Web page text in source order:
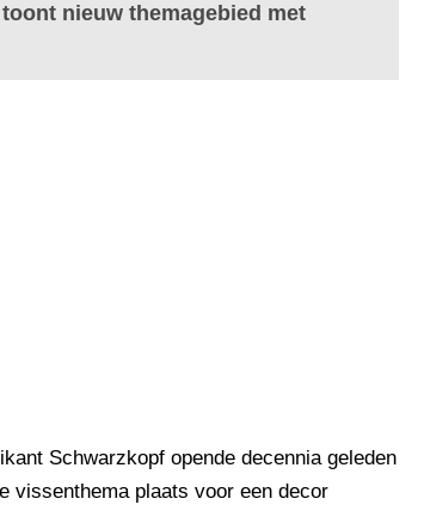
nieuw themagebied met
Schwarzkopf opende decennia geleden
vissenthema plaats voor een decor